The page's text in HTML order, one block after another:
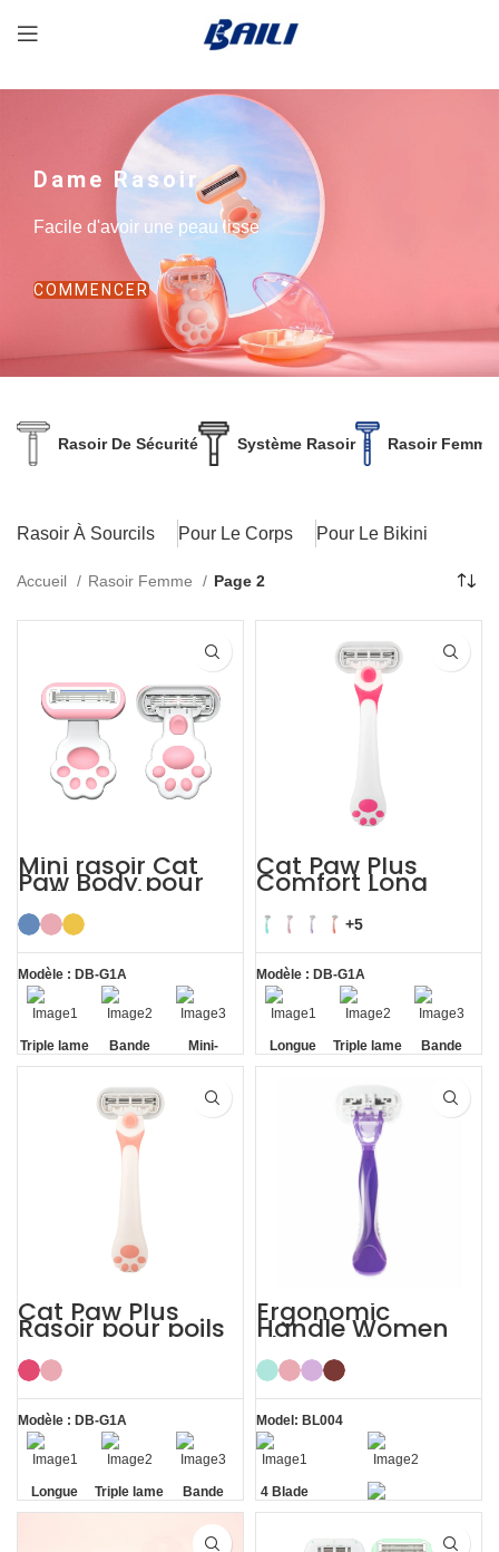
Dame Rasoir
Facile d'avoir une peau lisse
COMMENCER
Rasoir De Sécurité Système Rasoir Rasoir Femme
Rasoir À Sourcils Pour Le Corps Pour Le Bikini
Accueil Rasoir Femme Page 2
Mini rasoir Cat
Paw Body pour
poils du visage
des femmes
Modèle : DB-G1A
Triple lame
Bande
d'Aloe Vera
360°
Mini-
poignée
Cat Paw Plus
Comfort Long
Handle Shaving
Razor Womens
+5
Modèle : DB-G1A
Longue
poignée
Triple lame
Bande
d'Aloe Vera
360°
Cat Paw Plus
Rasoir pour poils
du corps pour
femme Lady
Razor
Modèle : DB-G1A
Longue
poignée
Triple lame
Bande
d'Aloe Vera
360°
Ergonomic
Handle Women
Sharp Private
Area 4 Blade
Razor
Model: BL004
4 Blade
Razor
Private Area